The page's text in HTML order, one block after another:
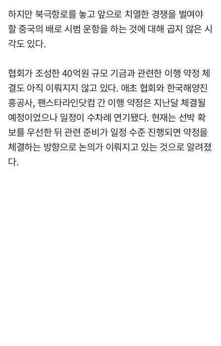
하지만 북극항로를 놓고 앞으로 치열한 경쟁을 벌여야
할 중국의 배로 시범 운항을 하는 것에 대해 곱지 않은 시
각도 있다.
협회가 조성한 40억원 규모 기금과 관련한 이행 약정 체
결도 아직 이뤄지지 않고 있다. 애초 협회와 한국해양진
흥공사, 팬스타라인닷컴 간 이행 약정은 지난달 체결될
예정이었으나 일정이 수차례 연기됐다. 현재는 선박 확
보를 우선한 뒤 관련 준비가 일정 수준 진행되면 약정을
체결하는 방향으로 논의가 이뤄지고 있는 것으로 알려졌
다.